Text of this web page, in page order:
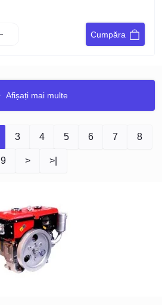
Cumpăra
Afișați mai multe
3 4 5 6 7 8
9 > >|